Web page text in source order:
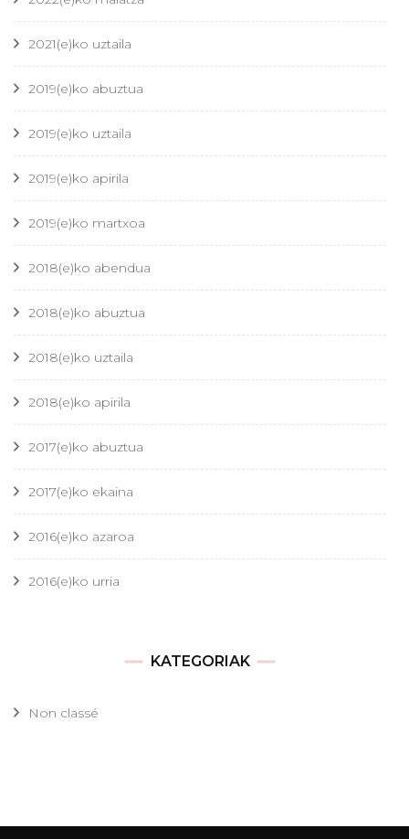
2021(e)ko uztaila
2019(e)ko abuztua
2019(e)ko uztaila
2019(e)ko apirila
2019(e)ko martxoa
2018(e)ko abendua
2018(e)ko abuztua
2018(e)ko uztaila
2018(e)ko apirila
2017(e)ko abuztua
2017(e)ko ekaina
2016(e)ko azaroa
2016(e)ko urria
KATEGORIAK
Non classé